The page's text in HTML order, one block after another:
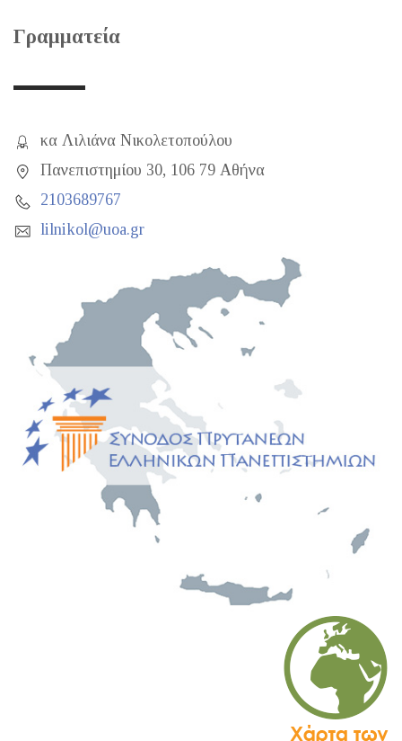
Γραμματεία
κα Λιλιάνα Νικολετοπούλου
Πανεπιστημίου 30, 106 79 Αθήνα
2103689767
lilnikol@uoa.gr